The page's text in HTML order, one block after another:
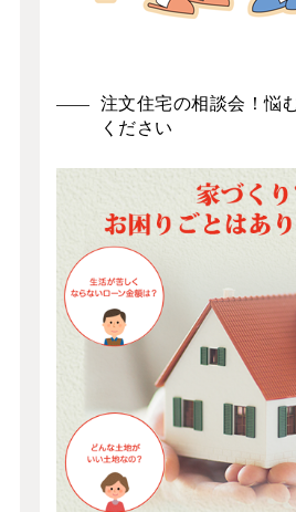
注文住宅の相談会！悩
ください